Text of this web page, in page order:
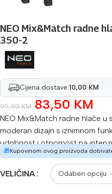
NEO Mix&Match radne
350-2
Cijena dostave:10,00 KM
99,90KM 83,50 KM
NEO Mix&Match radne hlače u
moderan dizajn s iznimnom
udobnost i otpornost na
🎁Kupovinom ovog proizvoda
VELIČINA